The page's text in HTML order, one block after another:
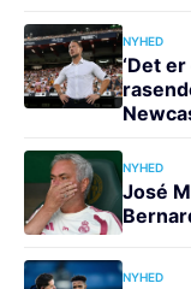
NYHED
‘Det
NYHED
José
NYHED